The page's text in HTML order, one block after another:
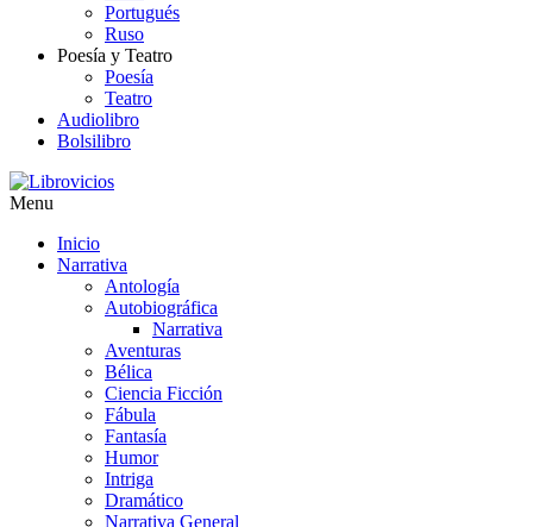
Portugués
Ruso
Poesía y Teatro
Poesía
Teatro
Audiolibro
Bolsilibro
Menu
Inicio
Narrativa
Antología
Autobiográfica
Narrativa
Aventuras
Bélica
Ciencia Ficción
Fábula
Fantasía
Humor
Intriga
Dramático
Narrativa General